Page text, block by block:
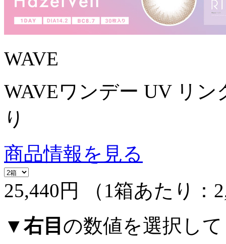
WAVE
WAVEワンデー UV リン
り
商品情報を見る
25,440円
（1箱あたり：
▼右目 の数値を選択し